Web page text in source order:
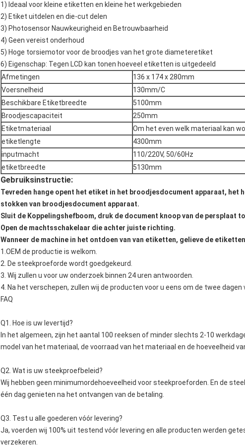
1) Ideaal voor kleine etiketten en kleine het werkgebieden
2) Etiket uitdelen en die-cut delen
3) Photosensor Nauwkeurigheid en Betrouwbaarheid
4) Geen vereist onderhoud
5) Hoge torsiemotor voor de broodjes van het grote diameteretiket
6) Eigenschap: Tegen LCD kan tonen hoeveel etiketten is uitgedeeld
Afmetingen
136 x 174 x 280mm
Voersnelheid
130mm/C
Beschikbare Etiketbreedte
5100mm
Broodjescapaciteit
250mm
Etiketmateriaal
Om het even welk materiaal kan
etiketlengte
4300mm
inputmacht
110/220V, 50/60Hz
etiketbreedte
5130mm
Gebruiksinstructie:
Tevreden hange opent het etiket in het broodjesdocument apparaat, het
stokken van broodjesdocument apparaat.
Sluit de Koppelingshefboom, druk de document knoop van de persplaat
Open de machtsschakelaar die achter juiste richting.
Wanneer de machine in het ontdoen van van etiketten, gelieve de
1.OEM de productie is welkom.
2. De steekproeforde wordt goedgekeurd.
3. Wij zullen u voor uw onderzoek binnen 24 uren antwoorden.
4. Na het verschepen, zullen wij de producten voor u eens om de twee
FAQ
Q1. Hoe is uw levertijd?
In het algemeen, zijn het aantal 100 reeksen of minder slechts 2-10
model van het materiaal, de voorraad van het materiaal en de hoeveelheid
Q2. Wat is uw steekproefbeleid?
Wij hebben geen minimumordehoeveelheid voor steekproeforden. En de
één dag genieten na het ontvangen van de betaling.
Q3. Test u alle goederen vóór levering?
Ja, voerden wij 100% uit testend vóór levering en alle producten werden
verzekeren.